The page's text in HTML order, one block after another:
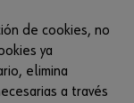
de cookies, no
ya
elimina
a través